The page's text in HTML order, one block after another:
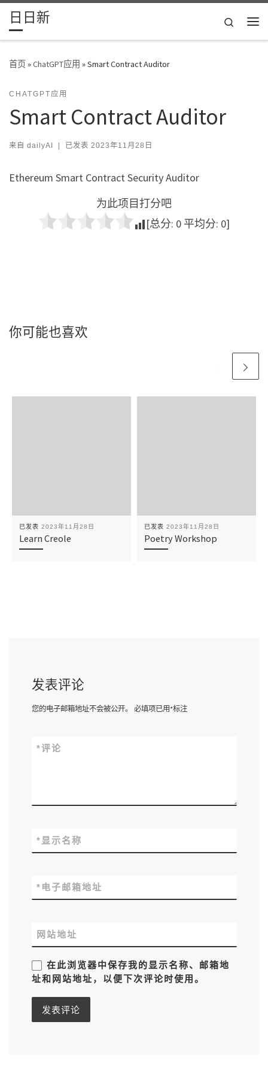
Skip to content
日日新
Search
首页»ChatGPT应用 »Smart Contract Auditor
CHATGPT应用
Smart Contract Auditor
来自 dailyAI | 已发表 2023年11月28日
Ethereum Smart Contract Security Auditor
为此项目打分吧
[总分: 0 平均分: 0]
你可能也喜欢
已发表 2023年11月28日
Learn Creole
已发表 2023年11月28日
Poetry Workshop
发表评论
您的电子邮箱地址不会被公开。 必填项已用*标注
评论
*
显示名称
*
电子邮箱地址
*
网站地址
在此浏览器中保存我的显示名称、邮箱地
址和网站地址，以便下次评论时使用。